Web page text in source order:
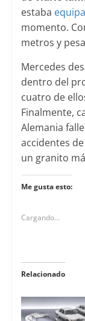
estaba
momento.
metros y
Mercedes
dentro del
cuatro de
Finalmente,
Alemania
accidentes
un granito
Me gusta esto:
Cargando...
Relacionado